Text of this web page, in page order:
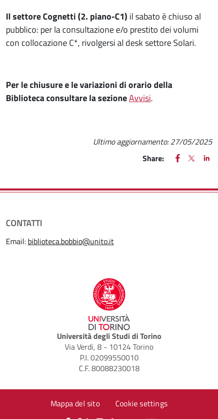
Il settore Cognetti (2. piano-C1) il sabato è chiuso al
pubblico: per la consultazione e/o prestito dei volumi
con collocazione C*, rivolgersi al desk settore Solari.
Per le chiusure e le variazioni di orario della
Biblioteca consultare la sezioneAvvisi.
Ultimo aggiornamento:27/05/2025
Share:
FACEBOOK
(apre una
X
(apre
CONTATTI
Email: biblioteca.bobbio@unito.it
Università degli Studi di Torino
Via Verdi, 8 - 10124 Torino
P.I. 02099550010
C.F. 80088230018
Mappa del sito Cookie settings